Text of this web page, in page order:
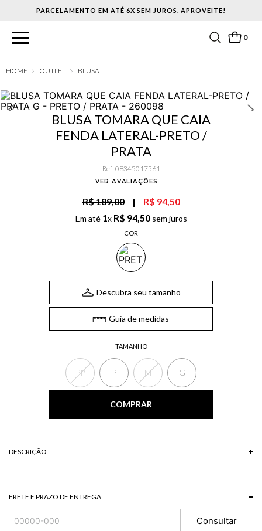
PARCELAMENTO EM ATÉ 6X SEM JUROS. APROVEITE!
0
OUTLET BLUSA
BLUSA TOMARA QUE CAIA
FENDA LATERAL-PRETO /
PRATA
Ref: 08345017561
VER AVALIAÇÕES
R$ 189,00 | R$ 94,50
Em até 1x R$ 94,50sem juros
COR
TAMANHO
PP P M G
Descubra seu tamanho
Guia de medidas
COMPRAR
DESCRIÇÃO
FRETE E PRAZO DE ENTREGA
Consultar